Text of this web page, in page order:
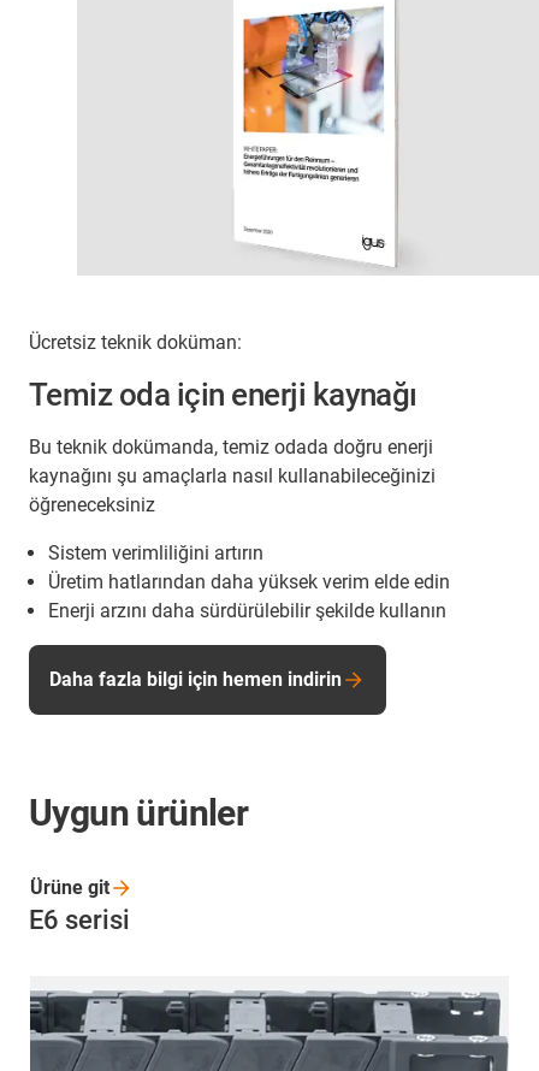
Ücretsiz teknik doküman:
Temiz oda için enerji kaynağı
Bu teknik dokümanda, temiz odada doğru enerji
kaynağını şu amaçlarla nasıl kullanabileceğinizi
öğreneceksiniz
Sistem verimliliğini artırın
Üretim hatlarından daha yüksek verim elde edin
Enerji arzını daha sürdürülebilir şekilde kullanın
Daha fazla bilgi için hemen indirin
Uygun ürünler
E6 serisi
Ürüne git